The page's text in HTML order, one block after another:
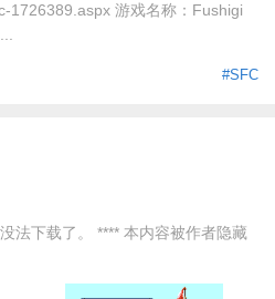
1726389.aspx 游戏名称：Fushigi
#SFC
法下载了。 **** 本内容被作者隐藏